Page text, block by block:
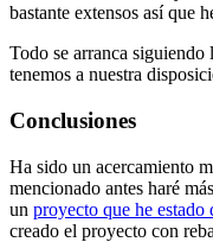
bastante extensos así que
Todo se arranca siguiendo
tenemos a nuestra
Conclusiones
Ha sido un acercamiento
mencionado antes haré
un proyecto que he estado
creado el proyecto con